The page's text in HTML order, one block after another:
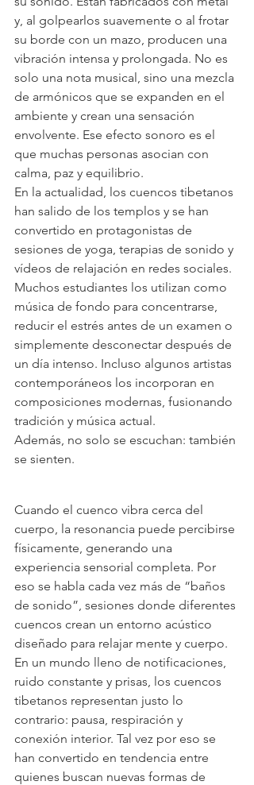
y, al golpearlos suavemente o al frotar
su borde con un mazo, producen una
vibración intensa y prolongada. No es
solo una nota musical, sino una mezcla
de armónicos que se expanden en el
ambiente y crean una sensación
envolvente. Ese efecto sonoro es el
que muchas personas asocian con
calma, paz y equilibrio.
En la actualidad, los cuencos tibetanos
han salido de los templos y se han
convertido en protagonistas de
sesiones de yoga, terapias de sonido y
vídeos de relajación en redes sociales.
Muchos estudiantes los utilizan como
música de fondo para concentrarse,
reducir el estrés antes de un examen o
simplemente desconectar después de
un día intenso. Incluso algunos artistas
contemporáneos los incorporan en
composiciones modernas, fusionando
tradición y música actual.
Además, no solo se escuchan: también
se sienten.
Cuando el cuenco vibra cerca del
cuerpo, la resonancia puede percibirse
físicamente, generando una
experiencia sensorial completa. Por
eso se habla cada vez más de “baños
de sonido”, sesiones donde diferentes
cuencos crean un entorno acústico
diseñado para relajar mente y cuerpo.
En un mundo lleno de notificaciones,
ruido constante y prisas, los cuencos
tibetanos representan justo lo
contrario: pausa, respiración y
conexión interior. Tal vez por eso se
han convertido en tendencia entre
quienes buscan nuevas formas de